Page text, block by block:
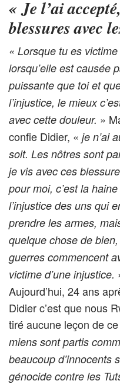
«Je l’ai
blessures avec
« Lorsque tu es
lorsqu’elle est causée
puissante que toi et
l’injustice, le mieux
avec cette douleur. »
confie Didier, « je n’ai
soit. Les nôtres sont
je vis avec ces
pour moi, c’est la
l’injustice des uns qui
prendre les armes,
quelque chose de
guerres commencent
victime d’une injustice.
Aujourd’hui, 24 ans
Didier c’est que nous
tiré aucune leçon de
miens sont partis
beaucoup d’innocents
génocide contre les